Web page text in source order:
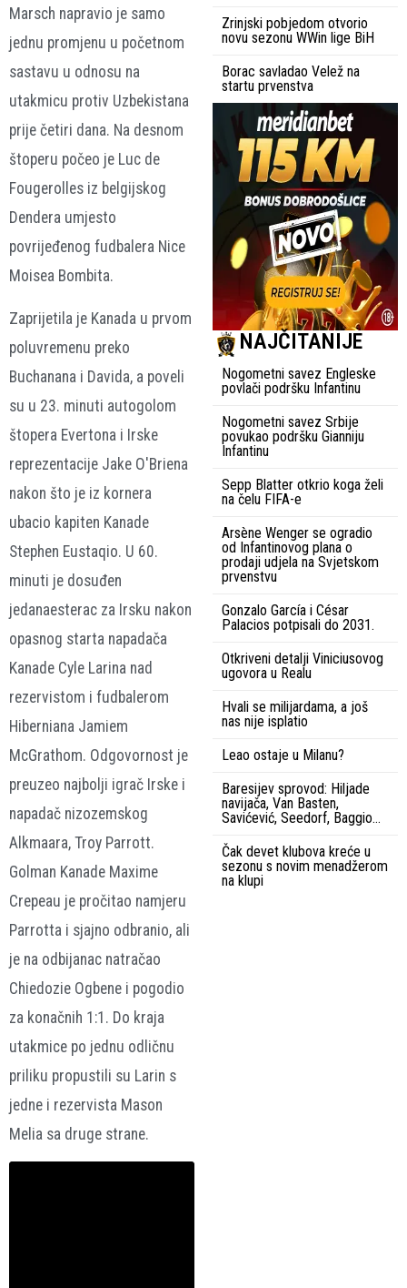
Marsch napravio je samo
jednu promjenu u početnom
sastavu u odnosu na
utakmicu protiv Uzbekistana
prije četiri dana. Na desnom
štoperu počeo je Luc de
Fougerolles iz belgijskog
Dendera umjesto
povrijeđenog fudbalera Nice
Moisea Bombita.
Zaprijetila je Kanada u prvom
poluvremenu preko
Buchanana i Davida, a poveli
su u 23. minuti autogolom
štopera Evertona i Irske
reprezentacije Jake O'Briena
nakon što je iz kornera
ubacio kapiten Kanade
Stephen Eustaqio. U 60.
minuti je dosuđen
jedanaesterac za Irsku nakon
opasnog starta napadača
Kanade Cyle Larina nad
rezervistom i fudbalerom
Hiberniana Jamiem
McGrathom. Odgovornost je
preuzeo najbolji igrač Irske i
napadač nizozemskog
Alkmaara, Troy Parrott.
Golman Kanade Maxime
Crepeau je pročitao namjeru
Parrotta i sjajno odbranio, ali
je na odbijanac natračao
Chiedozie Ogbene i pogodio
za konačnih 1:1. Do kraja
utakmice po jednu odličnu
priliku propustili su Larin s
jedne i rezervista Mason
Melia sa druge strane.
Zrinjski pobjedom otvorio
novu sezonu WWin lige BiH
Borac savladao Velež na
startu prvenstva
NAJČITANIJE
Nogometni savez Engleske
povlači podršku Infantinu
Nogometni savez Srbije
povukao podršku Gianniju
Infantinu
Sepp Blatter otkrio koga želi
na čelu FIFA-e
Arsène Wenger se ogradio
od Infantinovog plana o
prodaji udjela na Svjetskom
prvenstvu
Gonzalo García i César
Palacios potpisali do 2031.
Otkriveni detalji Viniciusovog
ugovora u Realu
Hvali se milijardama, a još
nas nije isplatio
Leao ostaje u Milanu?
Baresijev sprovod: Hiljade
navijača, Van Basten,
Savićević, Seedorf, Baggio…
Čak devet klubova kreće u
sezonu s novim menadžerom
na klupi